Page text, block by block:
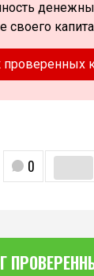
своего
проверенных
0